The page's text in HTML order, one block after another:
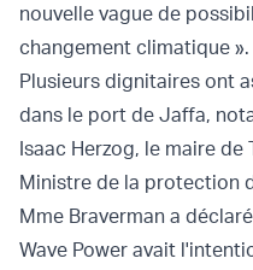
nouvelle vague de
changement climatique ».
Plusieurs dignitaires ont
dans le port de Jaffa,
Isaac Herzog, le maire de
Ministre de la protection
Mme Braverman a
Wave Power avait